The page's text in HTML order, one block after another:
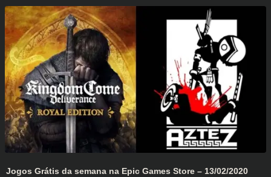
Jogos Grátis da semana na Epic Games Store – 13/02/2020